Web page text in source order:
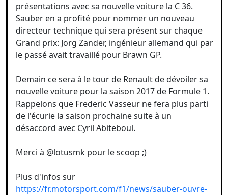
présentations avec sa nouvelle voiture la C 36.
Sauber en a profité pour nommer un nouveau
directeur technique qui sera présent sur chaque
Grand prix: Jorg Zander, ingénieur allemand qui par
le passé avait travaillé pour Brawn GP.
Demain ce sera à le tour de Renault de dévoiler sa
nouvelle voiture pour la saison 2017 de Formule 1.
Rappelons que Frederic Vasseur ne fera plus parti
de l'écurie la saison prochaine suite à un
désaccord avec Cyril Abiteboul.
Merci à @lotusmk pour le scoop ;)
Plus d'infos sur
https://fr.motorsport.com/f1/news/sauber-ouvre-